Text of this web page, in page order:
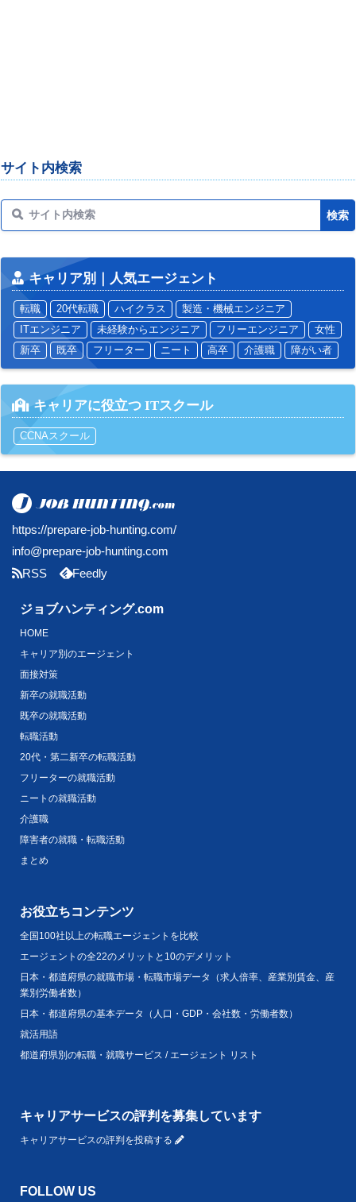
サイト内検索
キャリア別｜人気エージェント
転職 20代転職 ハイクラス
製造・機械エンジニア
ITエンジニア
未経験からエンジニア フリーエンジニア
女性
新卒
既卒 フリーター ニート 高卒 介護職 障がい者
キャリアに役立つ ITスクール
CCNAスクール
https://prepare-job-hunting.com/
info@prepare-job-hunting.com
RSS
Feedly
ジョブハンティング.com
HOME
キャリア別のエージェント
面接対策
新卒の就職活動
既卒の就職活動
転職活動
20代・第二新卒の転職活動
フリーターの就職活動
ニートの就職活動
介護職
障害者の就職・転職活動
まとめ
お役立ちコンテンツ
全国100社以上の転職エージェントを比較
エージェントの全22のメリットと10のデメリット
日本・都道府県の就職市場・転職市場データ（求人倍率、産業別賃金、産
業別労働者数）
日本・都道府県の基本データ（人口・GDP・会社数・労働者数）
就活用語
都道府県別の転職・就職サービス / エージェント リスト
キャリアサービスの評判を募集しています
キャリアサービスの評判を投稿する
FOLLOW US